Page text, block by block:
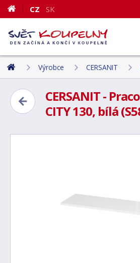
CZ SK
Výrobce CERSANIT
CERSANIT -
CITY 130, bílá